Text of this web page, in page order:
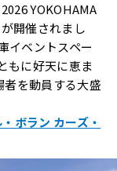
YOKOHAMA
開催されまし
イベントスペー
もに好天に恵ま
を動員する大盛
ボラン カーズ・